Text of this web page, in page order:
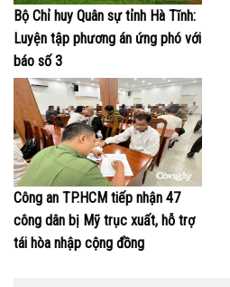
Bộ Chỉ huy Quân sự tỉnh Hà Tĩnh:
Luyện tập phương án ứng phó với
báo số 3
Công an TP.HCM tiếp nhận 47
công dân bị Mỹ trục xuất, hỗ trợ
tái hòa nhập cộng đồng